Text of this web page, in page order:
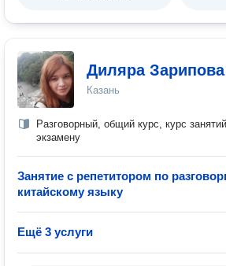
Диляра Зарипова
Казань
Разговорный, общий курс, курс
экзамену
Занятие с репетитором по
китайскому языку
Ещё 3 услуги